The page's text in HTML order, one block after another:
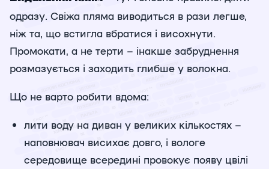
одразу. Свіжа пляма виводиться в рази легше,
ніж та, що встигла вбратися і висохнути.
Промокати, а не терти – інакше забруднення
розмазується і заходить глибше у волокна.
Що не варто робити вдома:
лити воду на диван у великих кількостях –
наповнювач висихає довго, і вологе
середовище всередині провокує появу цвілі